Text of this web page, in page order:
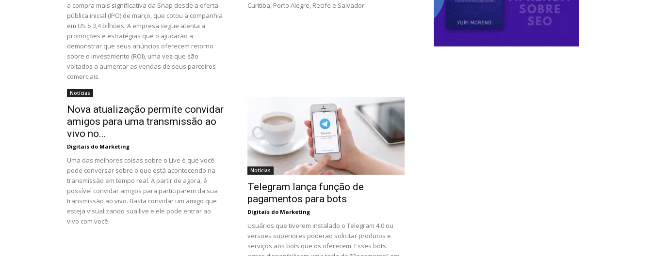
a compra mais significativa da Snap desde a oferta
pública inicial (IPO) de março, que cotou a companhia
em US $ 3,4 bilhões. A empresa segue atenta a
promoções e estratégias que o ajudarão a
demonstrar que seus anúncios oferecem retorno
sobre o investimento (ROI), uma vez que são
voltados a aumentar as vendas de seus parceiros
comerciais.
Curitiba, Porto Alegre, Recife e Salvador.
Notícias
Nova atualização permite convidar
amigos para uma transmissão ao
vivo no...
Digitais do Marketing
Uma das melhores coisas sobre o Live é que você
pode conversar sobre o que está acontecendo na
transmissão em tempo real. A partir de agora, é
possível convidar amigos para participarem da sua
transmissão ao vivo. Basta convidar um amigo que
esteja visualizando sua live e ele pode entrar ao
vivo com você.
Notícias
Telegram lança função de
pagamentos para bots
Digitais do Marketing
Usuários que tiverem instalado o Telegram 4.0 ou
versões superiores poderão solicitar produtos e
serviços aos bots que os oferecem. Esses bots